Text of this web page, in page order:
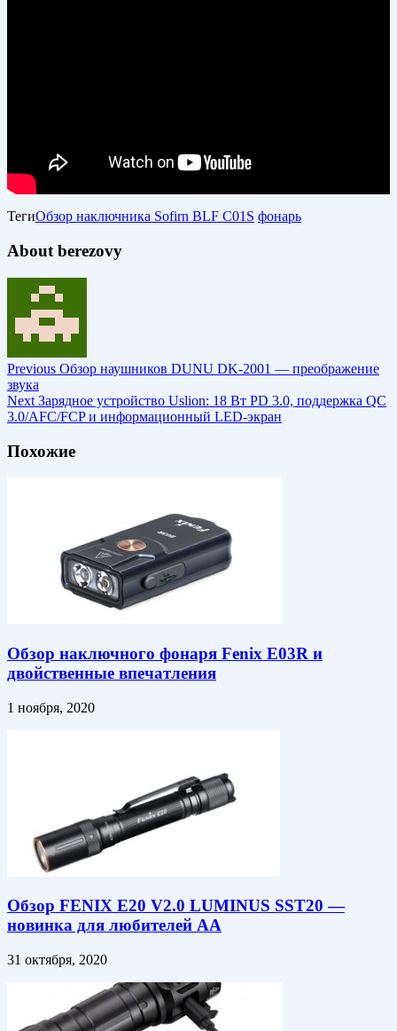
ТегиОбзор наключника Sofirn BLF C01S фонарь
About berezovy
Previous Обзор наушников DUNU DK-2001 — преображение
звука
Next Зарядное устройство Uslion: 18 Вт PD 3.0, поддержка QC
3.0/AFC/FCP и информационный LED-экран
Похожие
Обзор наключного фонаря Fenix E03R и
двойственные впечатления
1 ноября, 2020
Обзор FENIX E20 V2.0 LUMINUS SST20 —
новинка для любителей АА
31 октября, 2020